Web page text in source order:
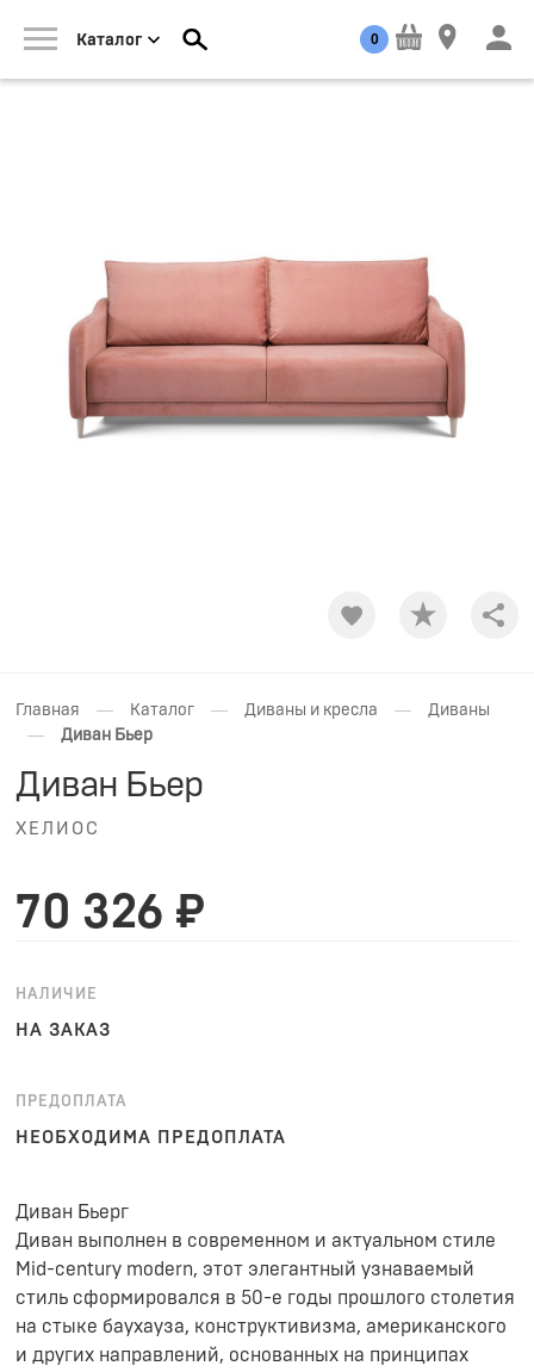
Каталог 0
Главная — Каталог — Диваны и кресла — Диваны
— Диван Бьер
Диван Бьер
ХЕЛИОС
70 326 ₽
НАЛИЧИЕ
НА ЗАКАЗ
ПРЕДОПЛАТА
НЕОБХОДИМА ПРЕДОПЛАТА
Диван Бьерг
Диван выполнен в современном и актуальном стиле
Mid-century modern, этот элегантный узнаваемый
стиль сформировался в 50-е годы прошлого столетия
на стыке баухауза, конструктивизма, американского
и других направлений, основанных на принципах